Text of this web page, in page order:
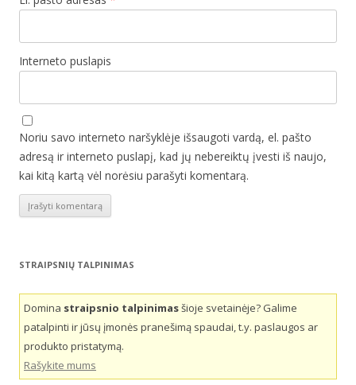
Interneto puslapis
Noriu savo interneto naršyklėje išsaugoti vardą, el. pašto
adresą ir interneto puslapį, kad jų nebereiktų įvesti iš naujo,
kai kitą kartą vėl norėsiu parašyti komentarą.
STRAIPSNIŲ TALPINIMAS
Domina straipsnio talpinimasšioje svetainėje? Galime
patalpinti ir jūsų įmonės pranešimą spaudai, t.y. paslaugos ar
produkto pristatymą.
Rašykite mums